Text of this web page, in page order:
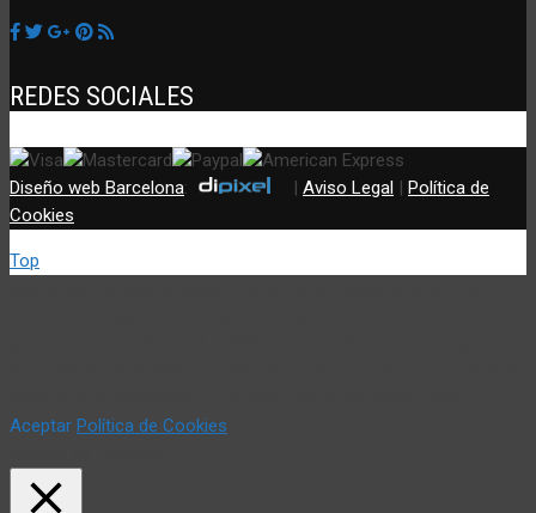
REDES SOCIALES
Diseño web Barcelona: | Aviso Legal | Política de
Cookies
Top
Aceptar Política de Cookies